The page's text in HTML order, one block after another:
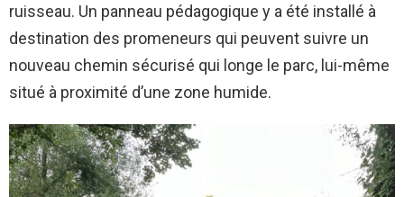
ruisseau. Un panneau pédagogique y a été installé à
destination des promeneurs qui peuvent suivre un
nouveau chemin sécurisé qui longe le parc, lui-même
situé à proximité d’une zone humide.